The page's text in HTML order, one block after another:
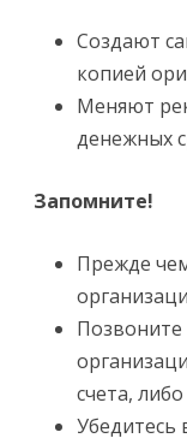
Создают
копией
Меняют
денежных
Запомните!
Прежде
Позвоните
счета,
Убедитесь